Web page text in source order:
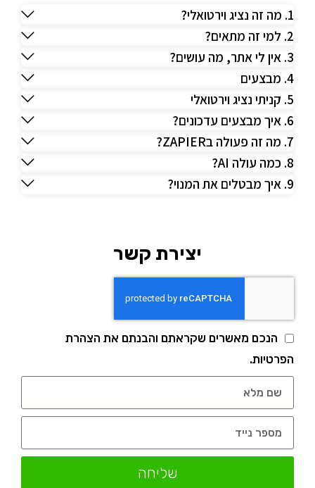
1. מה זה נציג וירטואלי?
2. למי זה מתאים?
3. אין לי אתר, מה עושים?
4. מבצעים
5. קניתי נציג וירטואלי
6. איך מבצעים עדכונים?
7. מה זה פעולה בZAPIER?
8. כמה עולה AI?
9. איך מבטלים את המנוי?
יצירת קשר
הנכם מאשרים שקראתם והבנתם את הצהרת
הפרטיות.
שליחה